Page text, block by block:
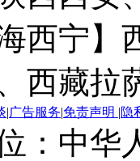
西宁】
西藏拉
|广告服务|免责声明 |隐
：中华